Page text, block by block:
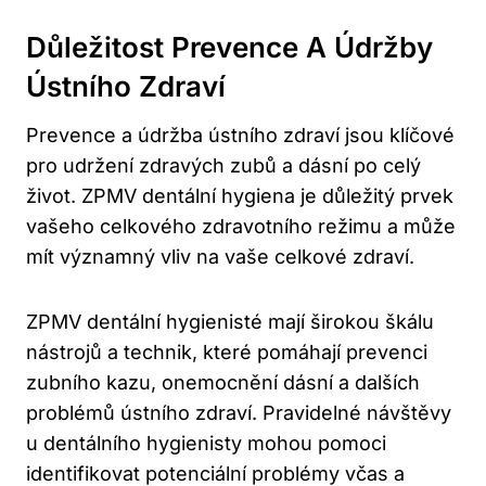
Důležitost Prevence A Údržby
Ústního Zdraví
Prevence a údržba ústního zdraví jsou klíčové
pro udržení zdravých zubů a dásní po celý
život. ZPMV dentální hygiena je důležitý prvek
vašeho celkového zdravotního režimu a může
mít významný vliv na vaše celkové zdraví.
ZPMV dentální hygienisté mají širokou škálu
nástrojů a technik, které pomáhají prevenci
zubního kazu, onemocnění dásní a dalších
problémů ústního zdraví. Pravidelné návštěvy
u dentálního hygienisty mohou pomoci
identifikovat potenciální problémy včas a